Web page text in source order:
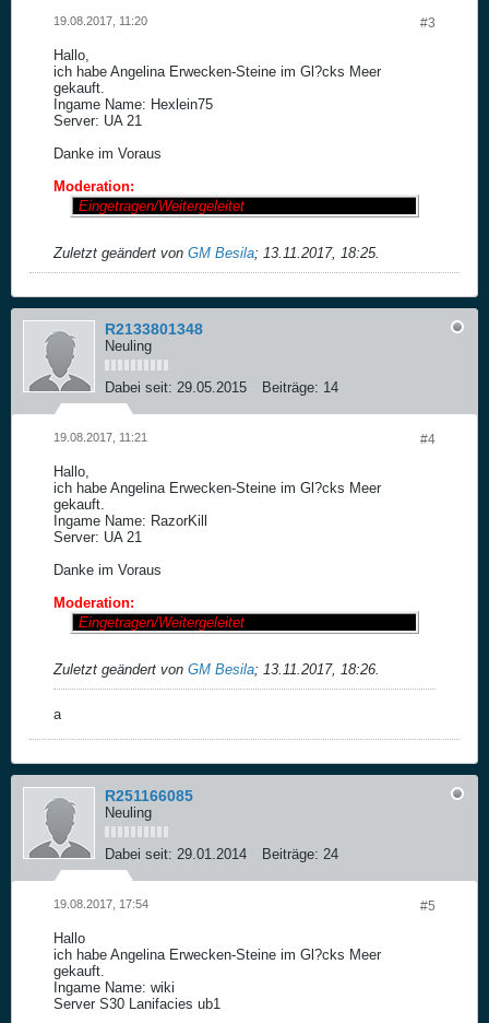
#3
19.08.2017, 11:20
Hallo,
ich habe Angelina Erwecken-Steine im Gl?cks Meer
gekauft.
Ingame Name: Hexlein75
Server: UA 21
Danke im Voraus
Moderation:
Eingetragen/Weitergeleitet
Zuletzt geändert von GM Besila; 13.11.2017, 18:25.
R2133801348
Neuling
Dabei seit: 29.05.2015 Beiträge: 14
#4
19.08.2017, 11:21
Hallo,
ich habe Angelina Erwecken-Steine im Gl?cks Meer
gekauft.
Ingame Name: RazorKill
Server: UA 21
Danke im Voraus
Moderation:
Eingetragen/Weitergeleitet
Zuletzt geändert von GM Besila; 13.11.2017, 18:26.
a
R251166085
Neuling
Dabei seit: 29.01.2014 Beiträge: 24
#5
19.08.2017, 17:54
Hallo
ich habe Angelina Erwecken-Steine im Gl?cks Meer
gekauft.
Ingame Name: wiki
Server S30 Lanifacies ub1